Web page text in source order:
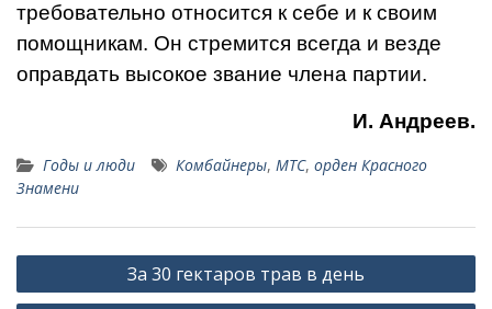
требовательно относится к себе и к своим
помощникам. Он стремится всег­да и везде
оправдать высокое звание члена партии.
И. Андреев.
Годы и люди Комбайнеры, МТС, орден Красного
Знамени
Навигация
по
За 30 гектаров трав в день